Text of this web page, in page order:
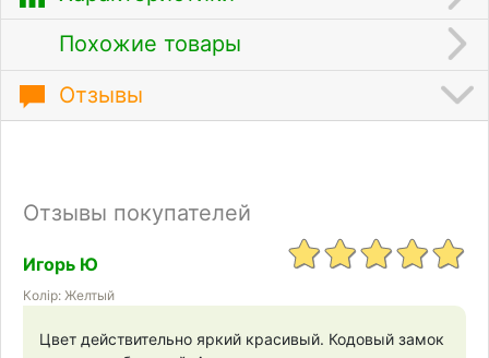
Похожие товары
Отзывы
Отзывы покупателей
Игорь Ю
Колір: Желтый
Цвет действительно яркий красивый. Кодовый замок